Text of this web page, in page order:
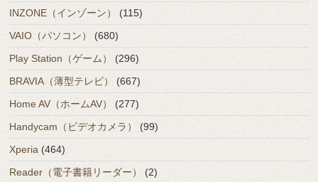
INZONE（インゾーン）
(115)
VAIO（パソコン）
(680)
Play Station（ゲーム） (296)
BRAVIA（薄型テレビ）
(667)
Home AV（ホームAV）
(277)
Handycam（ビデオカメラ）
(99)
Xperia (464)
Reader（電子書籍リーダー）
(2)